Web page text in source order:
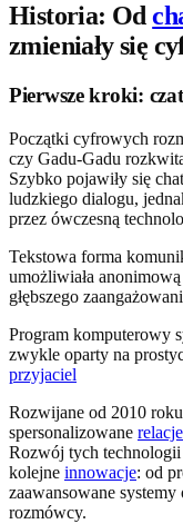
Historia: Od
zmieniały się
Pierwsze kroki:
Początki cyfrowych
czy Gadu-Gadu
Szybko pojawiły się
ludzkiego dialogu,
przez ówczesną
Tekstowa forma
umożliwiała
głębszego
Program komputerowy
zwykle oparty na
przyjaciel
Rozwijane od 2010
spersonalizowane relacje
Rozwój tych
kolejne innowacje: od
zaawansowane
rozmówcy.